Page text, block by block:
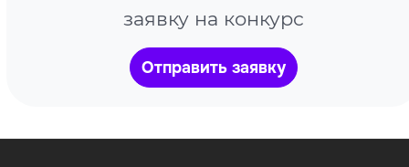
заявку на конкурс
Отправить заявку